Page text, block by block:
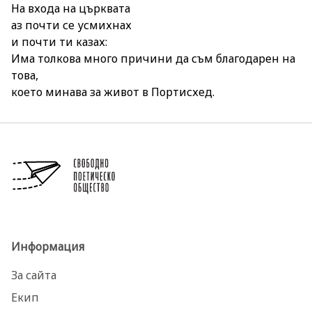
На входа на църквата
аз почти се усмихнах
и почти ти казах:
Има толкова много причини да съм благодарен на
това,
което минава за живот в Портисхед.
Информация
За сайта
Екип